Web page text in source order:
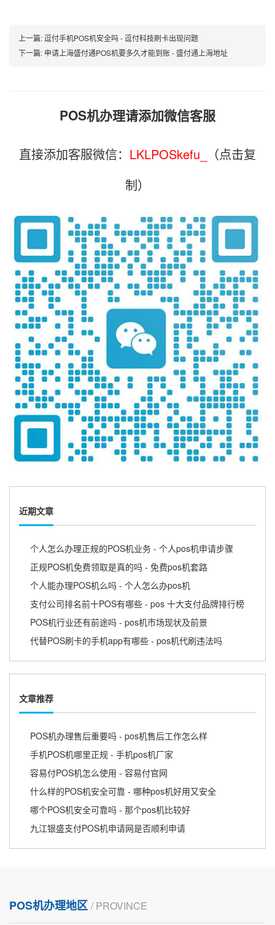
上一篇:逗付手机POS机安全吗 - 逗付科技刷卡出现问题
下一篇: 申请上海盛付通POS机要多久才能到账 - 盛付通上海地址
POS机办理请添加微信客服
直接添加客服微信： LKLPOSkefu_
（点击复
制）
近期文章
个人怎么办理正规的POS机业务 - 个人pos机申请步骤
正规POS机免费领取是真的吗 - 免费pos机套路
个人能办理POS机么吗 - 个人怎么办pos机
支付公司排名前十POS有哪些 - pos 十大支付品牌排行榜
POS机行业还有前途吗 - pos机市场现状及前景
代替POS刷卡的手机app有哪些 - pos机代刷违法吗
文章推荐
POS机办理售后重要吗 - pos机售后工作怎么样
手机POS机哪里正规 - 手机pos机厂家
容易付POS机怎么使用 - 容易付官网
什么样的POS机安全可靠 - 哪种pos机好用又安全
哪个POS机安全可靠吗 - 那个pos机比较好
九江银盛支付POS机申请网是否顺利申请
POS机办理地区 / PROVINCE